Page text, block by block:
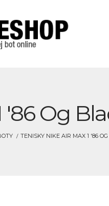
'86 Og
TENISKY NIKE AIR MAX 1 '86